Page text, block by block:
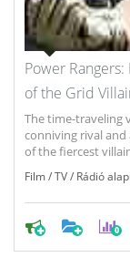
Power
of the Grid
The time-traveling
conniving rival and
of the fiercest
Film / TV / Rádió
0